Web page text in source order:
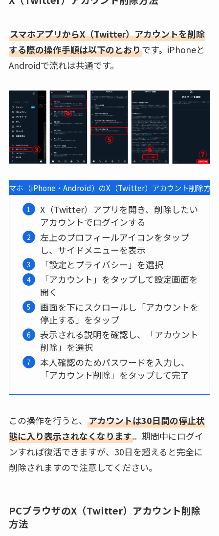
スマホアプリからX（Twitter）アカウントを削除
する際の操作手順は以下のとおりです。iPhoneと
Androidで流れは共通です。
スマホ（iPhone・Android）のX（Twitter）アカウント削除方法
X（Twitter）アプリを開き、削除したい
アカウントでログインする
左上のプロフィールアイコンをタップ
し、サイドメニューを表示
「設定とプライバシー」を選択
「アカウント」をタップして設定画面を
開く
画面を下にスクロールし「アカウントを
停止する」をタップ
表示される説明を確認し、「アカウント
削除」を選択
本人確認のためパスワードを入力し、
「アカウント削除」をタップして完了
この操作を行うと、 アカウントは30日間の停止状
態に入り表示されなくなります。期間中にログイ
ンすれば復活できますが、30日を超えると完全に
削除されますので注意してください。
PCブラウザのX（Twitter）アカウント削除
方法